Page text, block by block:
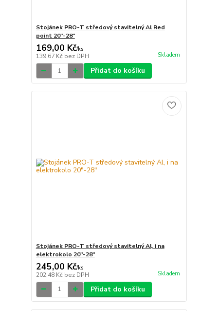
Stojánek PRO-T středový stavitelný Al Red
point 20"-28"
169,00 Kč/ks
139,67 Kč bez DPH Skladem
Přidat do košíku
Stojánek PRO-T středový stavitelný Al, i na
elektrokolo 20"-28"
245,00 Kč/ks
202,48 Kč bez DPH Skladem
Přidat do košíku